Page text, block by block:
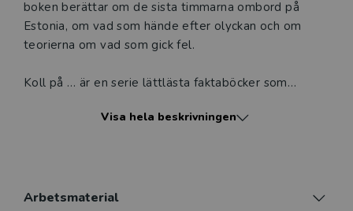
boken berättar om de sista timmarna ombord på
Estonia, om vad som hände efter olyckan och om
teorierna om vad som gick fel.
Koll på … är en serie lättlästa faktaböcker som
perspektiv. Böckerna är rikligt illustrerade i färg och
Visa hela beskrivningen
Arbetsmaterial